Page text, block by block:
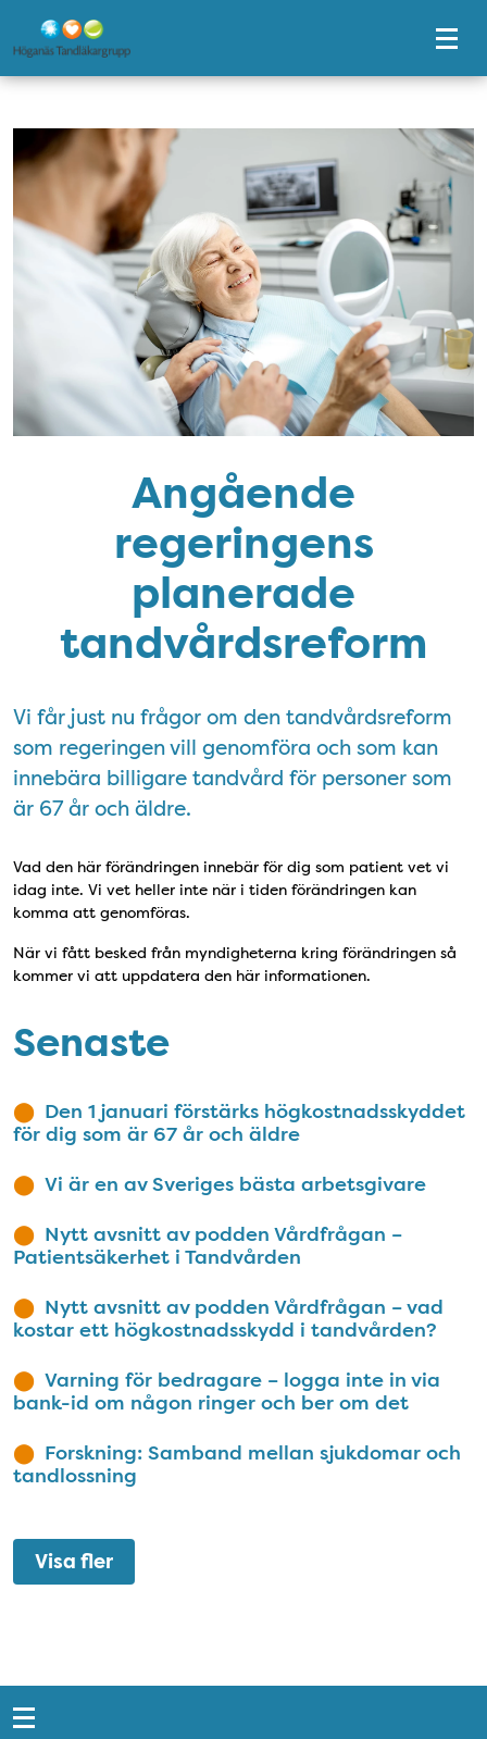
Tillgänglighetsmeny
Angående
regeringens
planerade
tandvårdsreform
Vi får just nu frågor om den tandvårdsreform
som regeringen vill genomföra och som kan
innebära billigare tandvård för personer som
är 67 år och äldre.
Vad den här förändringen innebär för dig som patient vet vi
idag inte. Vi vet heller inte när i tiden förändringen kan
komma att genomföras.
När vi fått besked från myndigheterna kring förändringen så
kommer vi att uppdatera den här informationen.
Senaste
Den 1 januari förstärks högkostnadsskyddet
för dig som är 67 år och äldre
Vi är en av Sveriges bästa arbetsgivare
Nytt avsnitt av podden Vårdfrågan –
Patientsäkerhet i Tandvården
Nytt avsnitt av podden Vårdfrågan – vad
kostar ett högkostnadsskydd i tandvården?
Varning för bedragare – logga inte in via
bank-id om någon ringer och ber om det
Forskning: Samband mellan sjukdomar och
tandlossning
Visa fler
Snabblänkar